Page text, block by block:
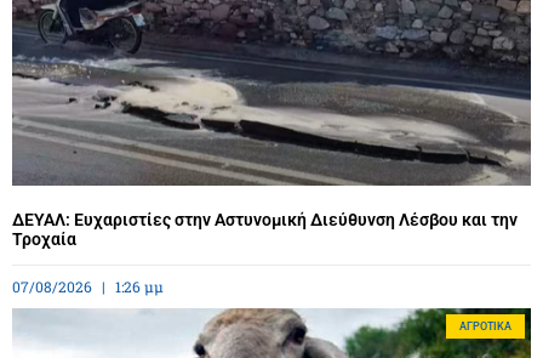
ΔΕΥΑΛ: Ευχαριστίες στην Αστυνομική Διεύθυνση Λέσβου και την
Τροχαία
07/08/2026 1:26 μμ
ΑΓΡΟΤΙΚΆ